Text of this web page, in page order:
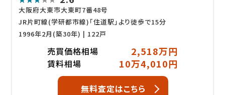
大阪府大東市大東町7番48号
JR片町線(学研都市線)「住道駅」より徒歩で15分
1996年2月(築30年) | 122戸
売買価格相場 2,518万円
賃料相場 10万4,010円
無料査定はこちら